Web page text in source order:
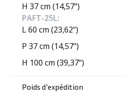
H 37 cm (14,57")
PAFT-25L:
L 60 cm (23,62")
P 37 cm (14,57")
H 100 cm (39,37")
Poids d'expédition